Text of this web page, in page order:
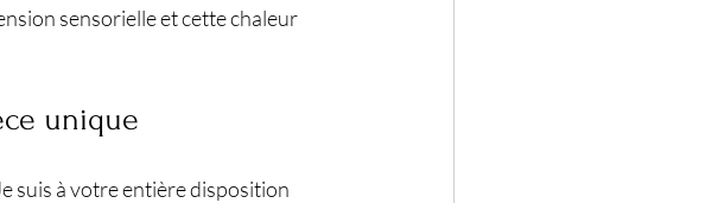
sensorielle et cette chaleur
unique
suis à votre entière disposition